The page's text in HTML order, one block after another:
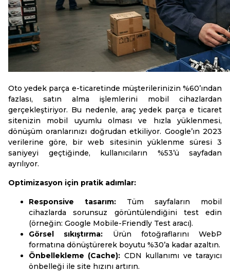
Oto yedek parça e-ticaretinde müşterilerinizin %60’ından
fazlası, satın alma işlemlerini mobil cihazlardan
gerçekleştiriyor. Bu nedenle, araç yedek parça e ticaret
sitenizin mobil uyumlu olması ve hızla yüklenmesi,
dönüşüm oranlarınızı doğrudan etkiliyor. Google’ın 2023
verilerine göre, bir web sitesinin yüklenme süresi 3
saniyeyi geçtiğinde, kullanıcıların %53’ü sayfadan
ayrılıyor.
Optimizasyon için pratik adımlar:
Responsive tasarım: Tüm sayfaların mobil
cihazlarda sorunsuz görüntülendiğini test edin
(örneğin: Google Mobile-Friendly Test aracı).
Görsel sıkıştırma: Ürün fotoğraflarını WebP
formatına dönüştürerek boyutu %30’a kadar azaltın.
Önbellekleme (Cache): CDN kullanımı ve tarayıcı
önbelleği ile site hızını artırın.